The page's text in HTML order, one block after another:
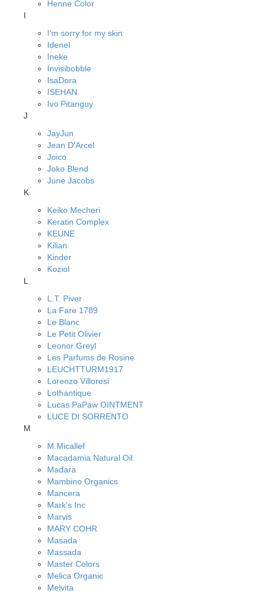
Henne Color
I
I'm sorry for my skin
Idenel
Ineke
Invisibobble
IsaDora
ISEHAN
Ivo Pitanguy
J
JayJun
Jean D'Arcel
Joico
Joko Blend
June Jacobs
K
Keiko Mecheri
Keratin Complex
KEUNE
Kilian
Kinder
Koziol
L
L.T. Piver
La Fare 1789
Le Blanc
Le Petit Olivier
Leonor Greyl
Les Parfums de Rosine
LEUCHTTURM1917
Lorenzo Villoresi
Lothantique
Lucas PaPaw OINTMENT
LUCE DI SORRENTO
M
M.Micallef
Macadamia Natural Oil
Madara
Mambino Organics
Mancera
Mark's Inc
Marvis
MARY COHR
Masada
Massada
Master Colors
Melica Organic
Melvita